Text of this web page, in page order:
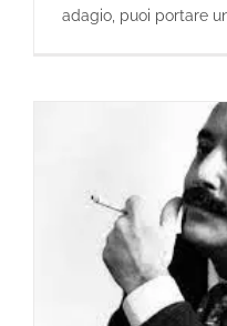
adagio, puoi portare